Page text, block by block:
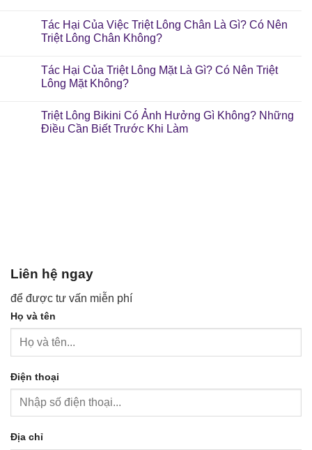
Tác Hại Của Việc Triệt Lông Chân Là Gì? Có Nên
Triệt Lông Chân Không?
Tác Hại Của Triệt Lông Mặt Là Gì? Có Nên Triệt
Lông Mặt Không?
Triệt Lông Bikini Có Ảnh Hưởng Gì Không? Những
Điều Cần Biết Trước Khi Làm
Liên hệ ngay
để được tư vấn miễn phí
Họ và tên
Điện thoại
Địa chỉ